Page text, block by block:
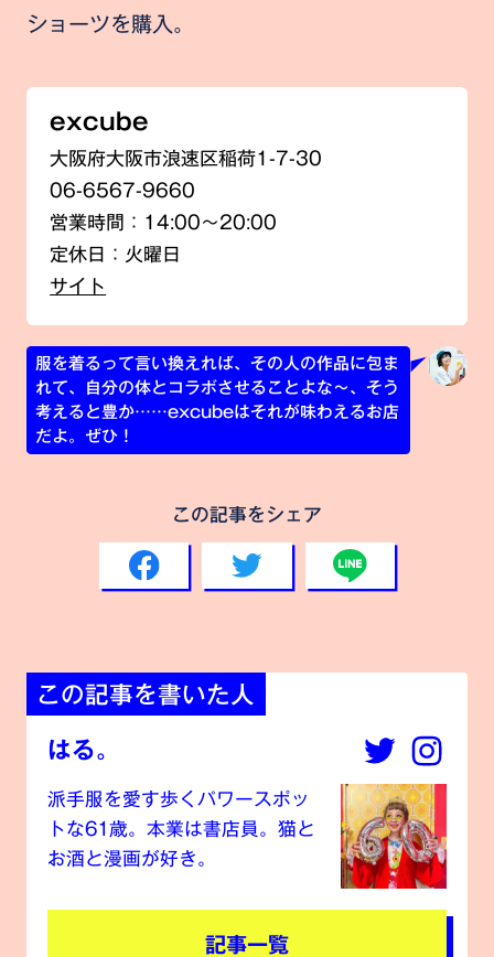
ショーツを購入。
excube
大阪府大阪市浪速区稲荷1-7-30
06-6567-9660
営業時間：14:00〜20:00
定休日：火曜日
サイト
服を着るって言い換えれば、その人の作品に包ま
れて、自分の体とコラボさせることよな〜、そう
考えると豊か……excubeはそれが味わえるお店
だよ。ぜひ！
この記事をシェア
この記事を書いた人
はる。
派手服を愛す歩くパワースポッ
トな61歳。本業は書店員。猫と
お酒と漫画が好き。
記事一覧